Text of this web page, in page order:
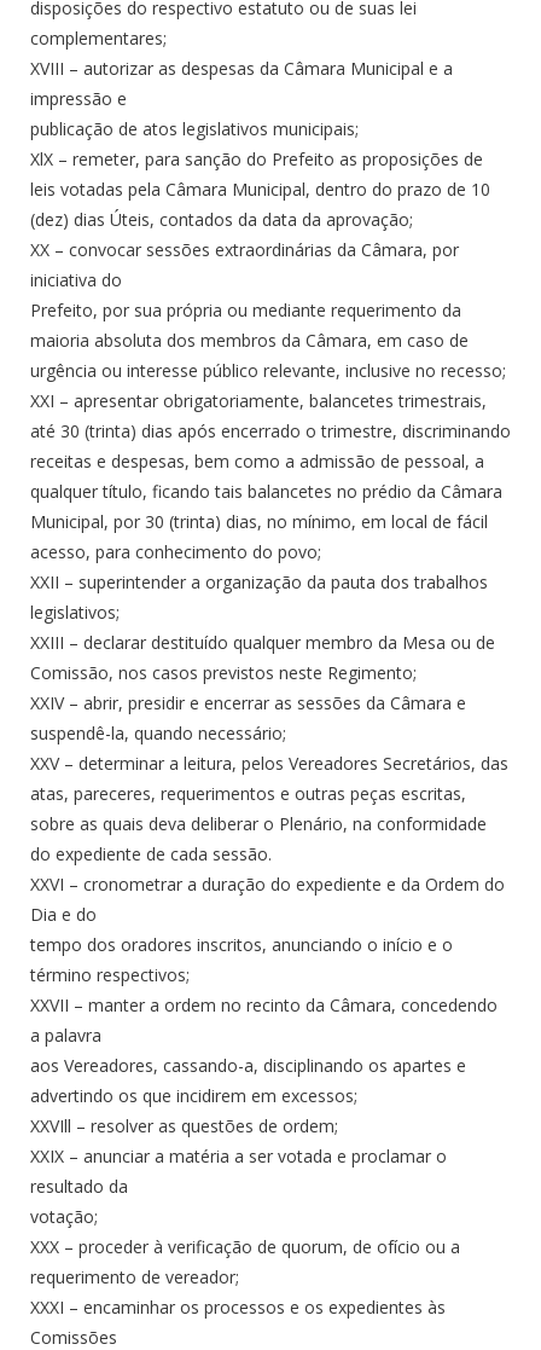
disposições do respectivo estatuto ou de suas lei
complementares;
XVIII – autorizar as despesas da Câmara Municipal e a
impressão e
publicação de atos legislativos municipais;
XlX – remeter, para sanção do Prefeito as proposições de
leis votadas pela Câmara Municipal, dentro do prazo de 10
(dez) dias Úteis, contados da data da aprovação;
XX – convocar sessões extraordinárias da Câmara, por
iniciativa do
Prefeito, por sua própria ou mediante requerimento da
maioria absoluta dos membros da Câmara, em caso de
urgência ou interesse público relevante, inclusive no recesso;
XXI – apresentar obrigatoriamente, balancetes trimestrais,
até 30 (trinta) dias após encerrado o trimestre, discriminando
receitas e despesas, bem como a admissão de pessoal, a
qualquer título, ficando tais balancetes no prédio da Câmara
Municipal, por 30 (trinta) dias, no mínimo, em local de fácil
acesso, para conhecimento do povo;
XXII – superintender a organização da pauta dos trabalhos
legislativos;
XXIII – declarar destituído qualquer membro da Mesa ou de
Comissão, nos casos previstos neste Regimento;
XXIV – abrir, presidir e encerrar as sessões da Câmara e
suspendê-la, quando necessário;
XXV – determinar a leitura, pelos Vereadores Secretários, das
atas, pareceres, requerimentos e outras peças escritas,
sobre as quais deva deliberar o Plenário, na conformidade
do expediente de cada sessão.
XXVI – cronometrar a duração do expediente e da Ordem do
Dia e do
tempo dos oradores inscritos, anunciando o início e o
término respectivos;
XXVII – manter a ordem no recinto da Câmara, concedendo
a palavra
aos Vereadores, cassando-a, disciplinando os apartes e
advertindo os que incidirem em excessos;
XXVIll – resolver as questões de ordem;
XXIX – anunciar a matéria a ser votada e proclamar o
resultado da
votação;
XXX – proceder à verificação de quorum, de ofício ou a
requerimento de vereador;
XXXI – encaminhar os processos e os expedientes às
Comissões